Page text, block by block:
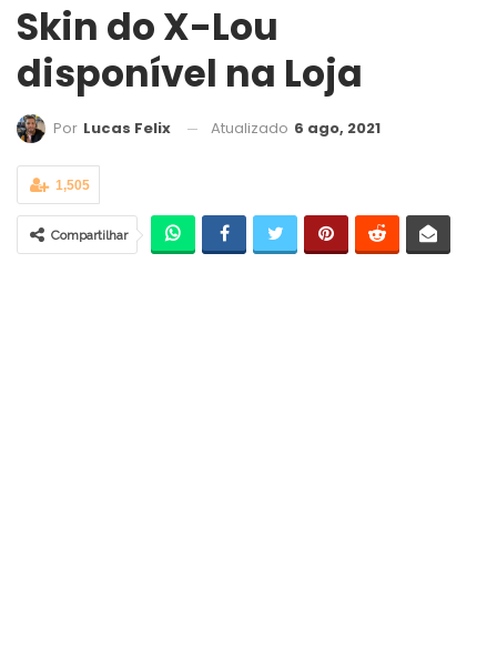
Skin do X-Lou
disponível na Loja
Por Lucas Felix Atualizado 6 ago, 2021
1,505
Compartilhar